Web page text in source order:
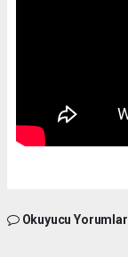
Okuyucu